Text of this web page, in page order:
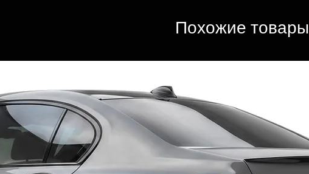
Похожие товары